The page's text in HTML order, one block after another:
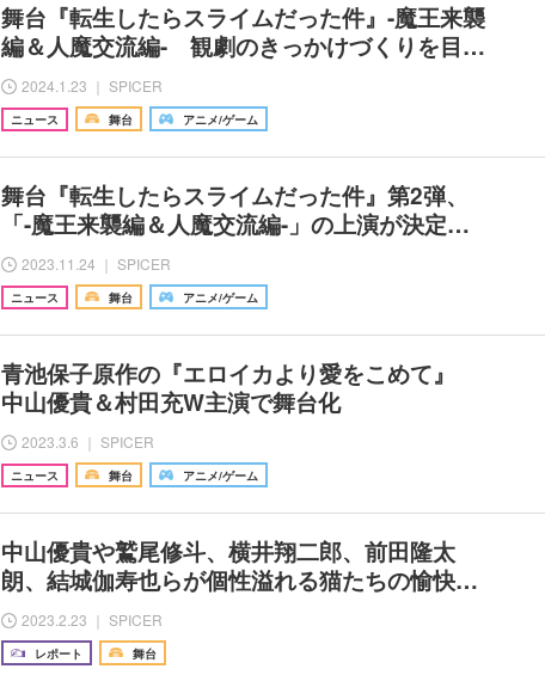
舞台『転生したらスライムだった件』-魔王来襲
編＆人魔交流編- 観劇のきっかけづくりを目…
2024.1.23 ｜ SPICER
ニュース 舞台 アニメ/ゲーム
舞台『転生したらスライムだった件』第2弾、
「-魔王来襲編＆人魔交流編-」の上演が決定…
2023.11.24 ｜ SPICER
ニュース 舞台 アニメ/ゲーム
青池保子原作の『エロイカより愛をこめて』
中山優貴＆村田充W主演で舞台化
2023.3.6 ｜ SPICER
ニュース 舞台 アニメ/ゲーム
中山優貴や鷲尾修斗、横井翔二郎、前田隆太
朗、結城伽寿也らが個性溢れる猫たちの愉快…
2023.2.23 ｜ SPICER
レポート 舞台